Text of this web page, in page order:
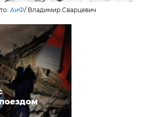
АиФ/ Владимир Сварцевич